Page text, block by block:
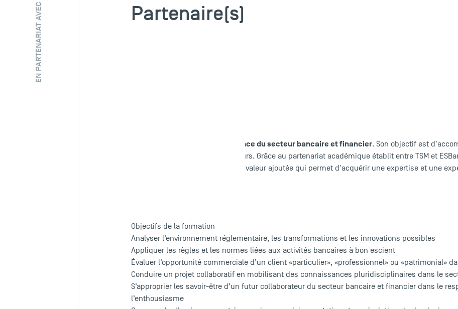
EN PARTENARIAT AVEC Partenaire(s)
école de référence du secteur bancaire et financier. Son objectif est
la formation de leurs collaborateurs. Grâce au partenariat académique établit entre TSM et
devient une formation à véritable valeur ajoutée qui permet d'acquérir une expertise et une
Objectifs de la formation
Analyser l’environnement réglementaire, les transformations et les innovations possibles
Appliquer les règles et les normes liées aux activités bancaires à bon escient
Évaluer l’opportunité commerciale d’un client «particulier», «professionnel» ou «patrimonial»
Conduire un projet collaboratif en mobilisant des connaissances pluridisciplinaires dans le
S’approprier les savoir-être d’un futur collaborateur du secteur bancaire et financier dans le
l’enthousiasme